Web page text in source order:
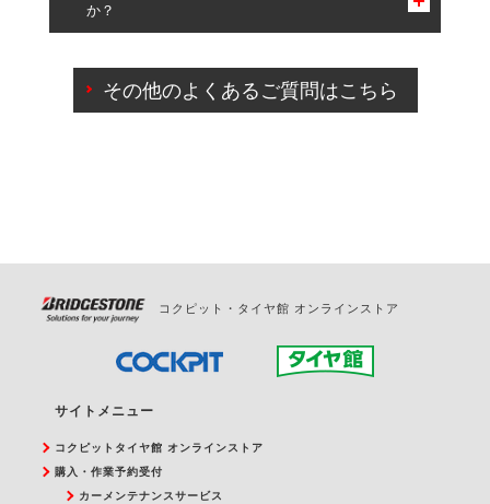
一部の商品・サービスの組み合わせに限り、同時にご予約が
出来ないものもございます。
か？
ご来店予約日の3営業日前を過ぎている場合のご予約
の日時変更につきましては、直接ご予約の店舗まで
その他のよくあるご質問はこちら
コクピット・タイヤ館 オンラインストア
サイトメニュー
コクピットタイヤ館 オンラインストア
購入・作業予約受付
カーメンテナンスサービス